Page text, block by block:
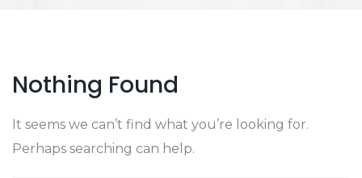
Nothing Found
It seems we can’t find what you’re looking for.
Perhaps searching can help.